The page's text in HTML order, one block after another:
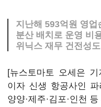
지난해 593억원 영업
분산 배치로 운영 비
위닉스 재무 건전성
[뉴스토마토 오세은
이자 신생 항공사인
양양·제주·김포·인천